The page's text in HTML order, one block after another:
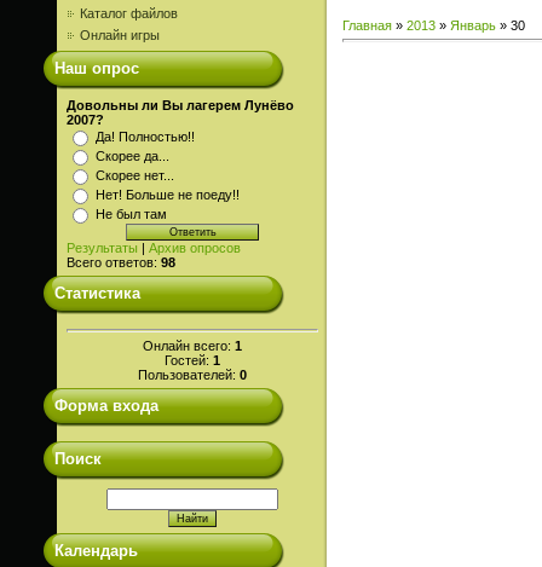
Каталог файлов
Онлайн игры
Наш опрос
Довольны ли Вы лагерем Лунёво
2007?
Да! Полностью!!
Скорее да...
Скорее нет...
Нет! Больше не поеду!!
Не был там
Результаты | Архив опросов
Всего ответов: 98
Статистика
Онлайн всего: 1
Гостей: 1
Пользователей: 0
Форма входа
Поиск
Календарь
Главная » 2013 » Январь » 30